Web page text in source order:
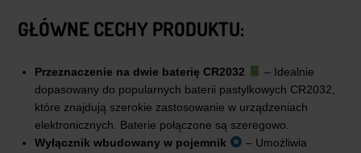
GŁÓWNE CECHY PRODUKTU:
Przeznaczenie na dwie baterię CR2032
– Idealnie
dopasowany do popularnych baterii pastylkowych CR2032,
które znajdują szerokie zastosowanie w urządzeniach
elektronicznych. Baterie połączone są szeregowo.
Wyłącznik wbudowany w pojemnik
– Umożliwia